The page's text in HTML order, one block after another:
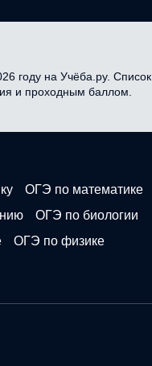
году на Учёба.ру. Список
и проходным баллом.
ОГЭ по математике
ОГЭ по биологии
ОГЭ по физике